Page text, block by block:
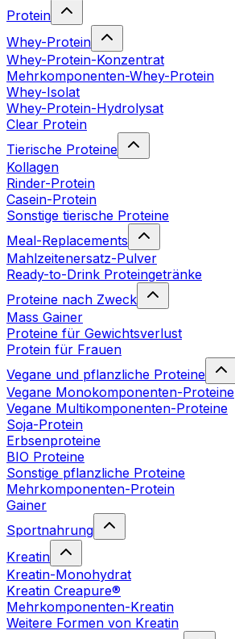
Protein
Whey-Protein
Whey-Protein-Konzentrat
Mehrkomponenten-Whey-Protein
Whey-Isolat
Whey-Protein-Hydrolysat
Clear Protein
Tierische Proteine
Kollagen
Rinder-Protein
Casein-Protein
Sonstige tierische Proteine
Meal-Replacements
Mahlzeitenersatz-Pulver
Ready-to-Drink Proteingetränke
Proteine nach Zweck
Mass Gainer
Proteine für Gewichtsverlust
Protein für Frauen
Vegane und pflanzliche Proteine
Vegane Monokomponenten-Proteine
Vegane Multikomponenten-Proteine
Soja-Protein
Erbsenproteine
BIO Proteine
Sonstige pflanzliche Proteine
Mehrkomponenten-Protein
Gainer
Sportnahrung
Kreatin
Kreatin-Monohydrat
Kreatin Creapure®
Mehrkomponenten-Kreatin
Weitere Formen von Kreatin